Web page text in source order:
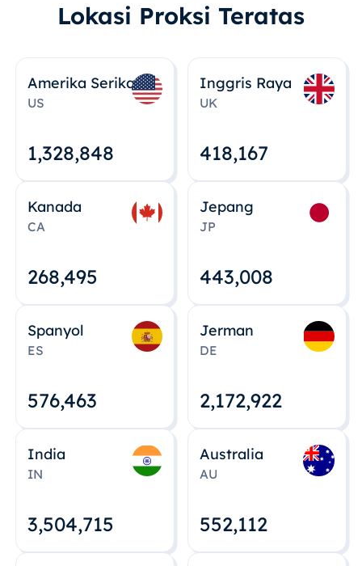
Lokasi Proksi Teratas
Amerika Serikat
US
1,328,848
Inggris Raya
UK
418,167
Kanada
CA
268,495
Jepang
JP
443,008
Spanyol
ES
576,463
Jerman
DE
2,172,922
India
IN
3,504,715
Australia
AU
552,112